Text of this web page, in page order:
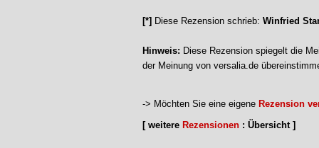
[*] Diese Rezension schrieb: Winfried
Hinweis: Diese Rezension spiegelt die
der Meinung von versalia.de
-> Möchten Sie eine eigene Rezension
[ weitere Rezensionen : Übersicht ]